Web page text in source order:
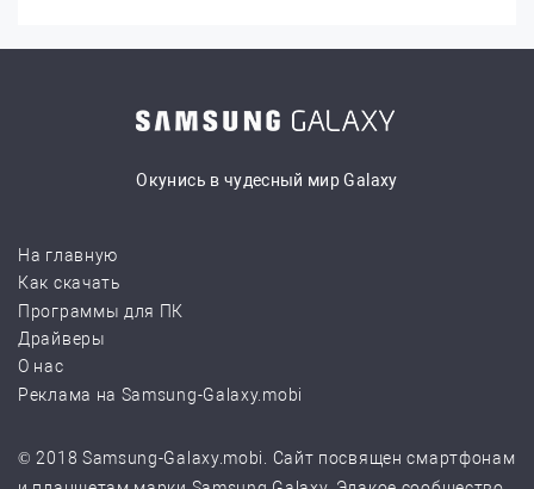
Окунись в чудесный мир Galaxy
На главную
Как скачать
Программы для ПК
Драйверы
О нас
Реклама на Samsung-Galaxy.mobi
© 2018 Samsung-Galaxy.mobi. Сайт посвящен смартфонам